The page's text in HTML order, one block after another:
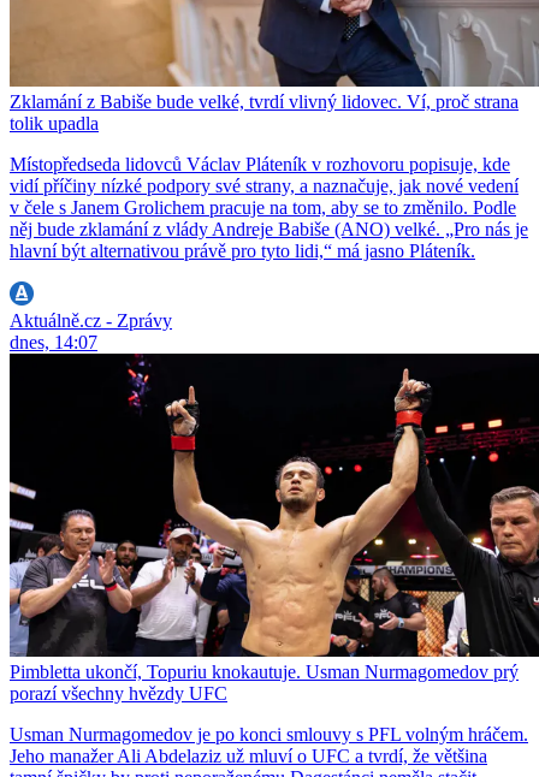
Zklamání z Babiše bude velké, tvrdí vlivný lidovec. Ví, proč strana
tolik upadla
Místopředseda lidovců Václav Pláteník v rozhovoru popisuje, kde
vidí příčiny nízké podpory své strany, a naznačuje, jak nové vedení
v čele s Janem Grolichem pracuje na tom, aby se to změnilo. Podle
něj bude zklamání z vlády Andreje Babiše (ANO) velké. „Pro nás je
hlavní být alternativou právě pro tyto lidi,“ má jasno Pláteník.
Aktuálně.cz - Zprávy
dnes, 14:07
Pimbletta ukončí, Topuriu knokautuje. Usman Nurmagomedov prý
porazí všechny hvězdy UFC
Usman Nurmagomedov je po konci smlouvy s PFL volným hráčem.
Jeho manažer Ali Abdelaziz už mluví o UFC a tvrdí, že většina